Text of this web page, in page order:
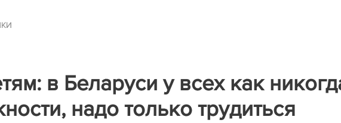
в Беларуси у всех как
надо только трудиться